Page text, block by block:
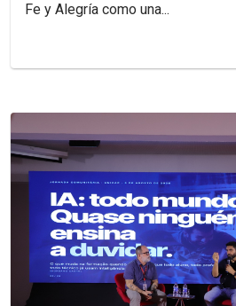
Fe y Alegría como una...